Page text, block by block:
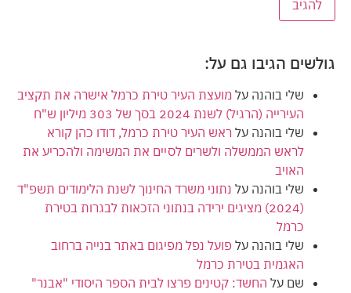
גולשים הגיבו גם על:
שלי בוהנה על מועצת העיר טירת כרמל אישרה את תקציב
העירייה (הרגיל) לשנת 2024 בסך של 303 מיליון ש"ח
שלי בוהנה על ראש העיר טירת כרמל, דודו כהן קורא
לראש הממשלה ולשרים לסיים את המשימה ולהכריע את
האויב
שלי בוהנה על נתוני משרד החינוך לשנת הלימודים תשפ"ד
(2024) מציגים ירידה בנתוני הזכאות לבגרות בטירת
כרמל
שלי בוהנה על פועל נפל מפיגום באתר בנייה ברחוב
האגמית בטירת כרמל
שם על החשד: קטינים פרצו לבית הספר היסודי "אבנר"